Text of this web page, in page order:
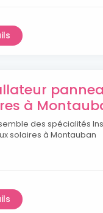
à
des spécialités
solaires à Montauban